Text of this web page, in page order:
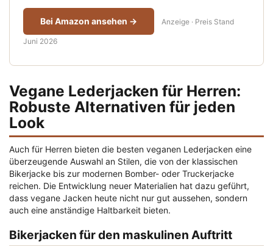
Bei Amazon ansehen → Anzeige · Preis Stand
Juni 2026
Vegane Lederjacken für Herren:
Robuste Alternativen für jeden
Look
Auch für Herren bieten die besten veganen Lederjacken eine
überzeugende Auswahl an Stilen, die von der klassischen
Bikerjacke bis zur modernen Bomber- oder Truckerjacke
reichen. Die Entwicklung neuer Materialien hat dazu geführt,
dass vegane Jacken heute nicht nur gut aussehen, sondern
auch eine anständige Haltbarkeit bieten.
Bikerjacken für den maskulinen Auftritt